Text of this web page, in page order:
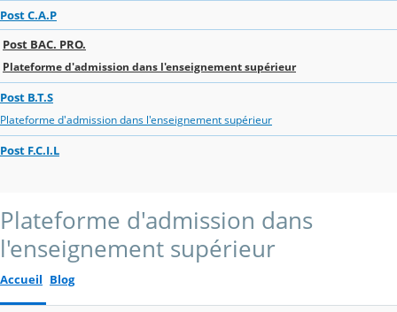
Post C.A.P
Post BAC. PRO.
Plateforme d'admission dans l'enseignement supérieur
Post B.T.S
Plateforme d'admission dans l'enseignement supérieur
Post F.C.I.L
Plateforme d'admission dans
l'enseignement supérieur
Accueil Blog